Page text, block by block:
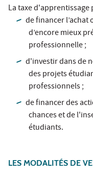
La taxe d'apprentissage
de financer
d’encore mieux
professionnelle ;
d'investir dans de
des projets
professionnels ;
de financer des
chances et de
étudiants.
LES MODALITÉS DE